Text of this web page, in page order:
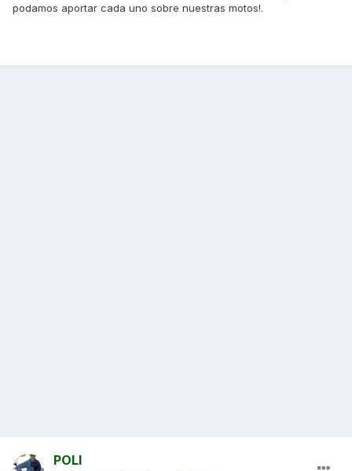
podamos aportar cada uno sobre nuestras motos!.
POLI